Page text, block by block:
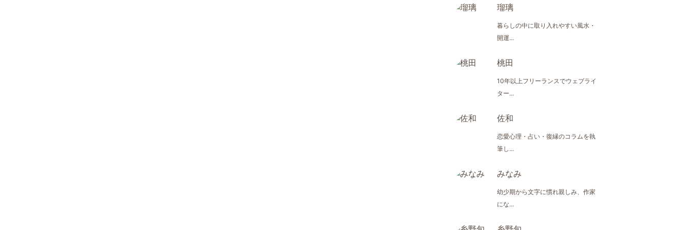
瑠璃
暮らしの中に取り入れやすい風水・
開運...
桃田
10年以上フリーランスでウェブライ
ター...
佐和
恋愛心理・占い・復縁のコラムを執
筆し...
みなみ
幼少期から文字に慣れ親しみ、作家
にな...